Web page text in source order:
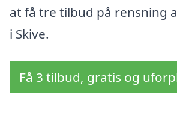
at få tre tilbud på rensning
i Skive.
Få 3 tilbud, gratis og